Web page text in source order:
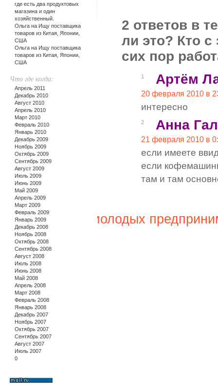
2 ответов в
ли это? Кто
сих пор
1 Артём
20 февраля 2010 в
интересно
2 Анна
21 февраля 2010 в
если имеете
если
там и там
где есть два продуктовых
магазина и один
хозяйственный.
Ольга на Ищу поставщика
товаров из Китая, Японии,
США
Ольга на Ищу поставщика
товаров из Китая, Японии,
США
Что где когда:
Апрель 2011
Декабрь 2010
Август 2010
Апрель 2010
Март 2010
Февраль 2010
Январь 2010
Декабрь 2009
Ноябрь 2009
Октябрь 2009
Сентябрь 2009
Август 2009
Июль 2009
Июнь 2009
Май 2009
Апрель 2009
Март 2009
Февраль 2009
Январь 2009
Декабрь 2008
Ноябрь 2008
Октябрь 2008
Сентябрь 2008
Август 2008
Июль 2008
Июнь 2008
Май 2008
Апрель 2008
Март 2008
Февраль 2008
Январь 2008
Декабрь 2007
Ноябрь 2007
Октябрь 2007
Сентябрь 2007
Август 2007
Июль 2007
0
Сообщество молодых